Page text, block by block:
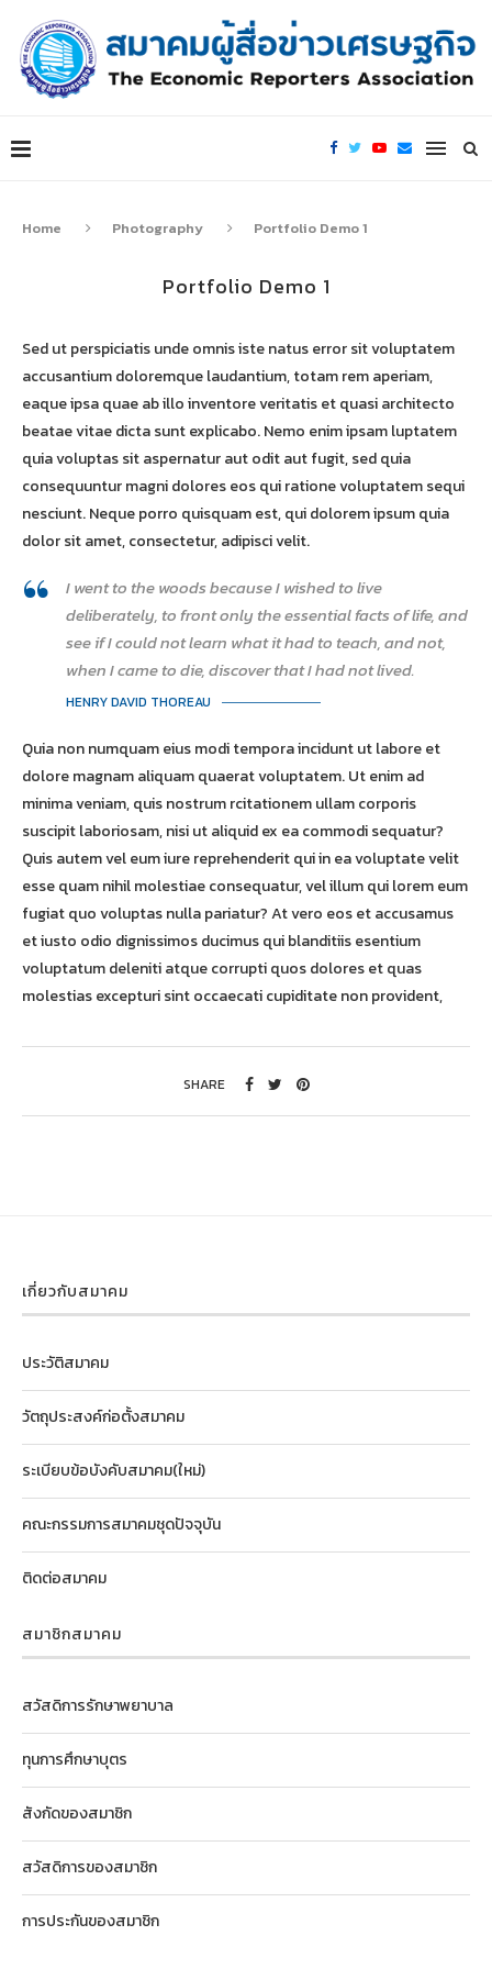
Home Photography Portfolio Demo 1
Portfolio Demo 1
Sed ut perspiciatis unde omnis iste natus error sit voluptatem
accusantium doloremque laudantium, totam rem aperiam,
eaque ipsa quae ab illo inventore veritatis et quasi architecto
beatae vitae dicta sunt explicabo. Nemo enim ipsam luptatem
quia voluptas sit aspernatur aut odit aut fugit, sed quia
consequuntur magni dolores eos qui ratione voluptatem sequi
nesciunt. Neque porro quisquam est, qui dolorem ipsum quia
dolor sit amet, consectetur, adipisci velit.
I went to the woods because I wished to live
deliberately, to front only the essential facts of life, and
see if I could not learn what it had to teach, and not,
when I came to die, discover that I had not lived.
HENRY DAVID THOREAU
Quia non numquam eius modi tempora incidunt ut labore et
dolore magnam aliquam quaerat voluptatem. Ut enim ad
minima veniam, quis nostrum rcitationem ullam corporis
suscipit laboriosam, nisi ut aliquid ex ea commodi sequatur?
Quis autem vel eum iure reprehenderit qui in ea voluptate velit
esse quam nihil molestiae consequatur, vel illum qui lorem eum
fugiat quo voluptas nulla pariatur? At vero eos et accusamus
et iusto odio dignissimos ducimus qui blanditiis esentium
voluptatum deleniti atque corrupti quos dolores et quas
molestias excepturi sint occaecati cupiditate non provident,
SHARE
เกี่ยวกับสมาคม
ประวัติสมาคม
วัตถุประสงค์ก่อตั้งสมาคม
ระเบียบข้อบังคับสมาคม(ใหม่)
คณะกรรมการสมาคมชุดปัจจุบัน
ติดต่อสมาคม
สมาชิกสมาคม
สวัสดิการรักษาพยาบาล
ทุนการศึกษาบุตร
สังกัดของสมาชิก
สวัสดิการของสมาชิก
การประกันของสมาชิก